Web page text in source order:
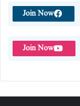
Join Now
Join Now